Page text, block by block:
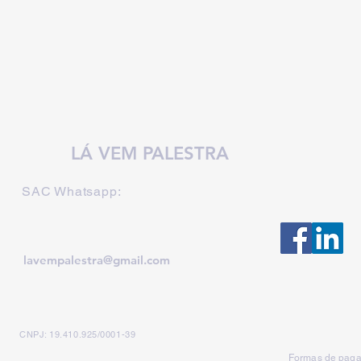
LÁ VEM PALESTRA
SAC Whatsapp:
lavempalestra@gmail.com
CNPJ: 19.410.925/0001-39
Formas de